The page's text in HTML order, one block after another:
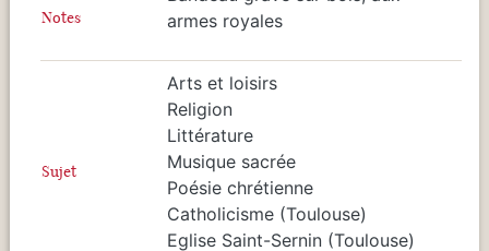
Notes
armes royales
Sujet
Arts et loisirs
Religion
Littérature
Musique sacrée
Poésie chrétienne
Catholicisme (Toulouse)
Eglise Saint-Sernin (Toulouse)